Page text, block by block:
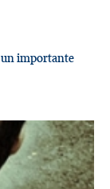
un importante